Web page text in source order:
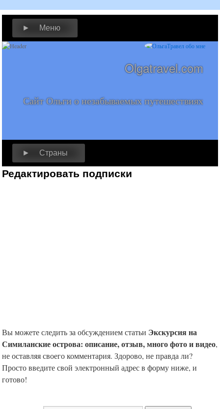
► Меню
Olgatravel.com
Сайт Ольги о незабываемых путешествиях
► Страны
Редактировать подписки
Вы можете следить за обсуждением статьи Экскурсия на
Симиланские острова: описание, отзыв, много фото и видео,
не оставляя своего комментария. Здорово, не правда ли?
Просто введите свой электронный адрес в форму ниже, и
готово!